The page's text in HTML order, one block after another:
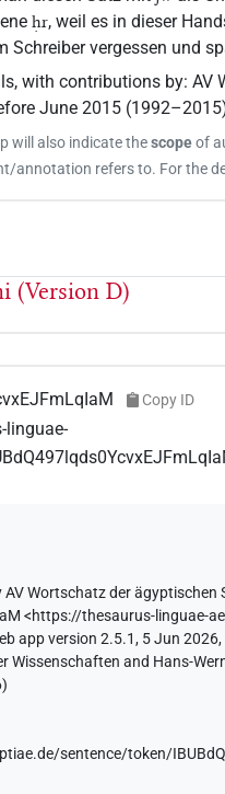
ḥr, weil es in dieser
Schreiber vergessen und
,with contributions by:AV
June 2015
will also indicate thescopeof
annotation refers to. For the
(Version D)
Copy ID
linguae-
AV Wortschatz der ägyptischen
<https://thesaurus-linguae-
app version 2.5.1, 5 Jun
Wissenschaften and Hans-
)
sentence/token/